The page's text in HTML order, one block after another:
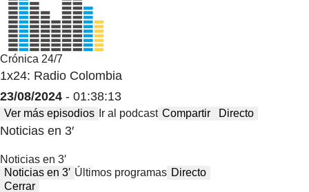
Crónica 24/7
1x24: Radio Colombia
23/08/2024 - 01:38:13
Ver más episodios Ir al podcast Compartir Directo
Noticias en 3′
Noticias en 3′
Noticias en 3′ Últimos programas Directo
Cerrar